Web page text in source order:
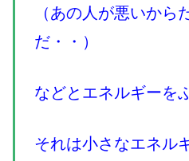
（あの人が悪いから
だ・・）
などとエネルギーを
それは小さなエネル